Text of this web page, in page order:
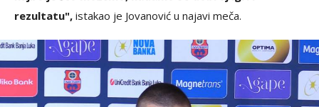
rezultatu", istakao je Jovanović u najavi meča.